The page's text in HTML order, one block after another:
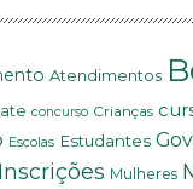
Atendimentos
concurso Crianças
Escolas Estudantes
Inscrições Mulheres